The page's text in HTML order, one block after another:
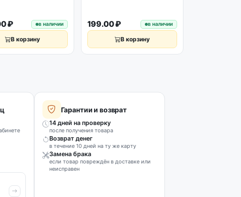
₽ в наличии
В корзину
199.00 ₽ в наличии
В корзину
Гарантии и возврат
14 дней на проверку
после получения товара
Возврат денег
в течение 10 дней на ту же карту
Замена брака
если товар повреждён в доставке или
неисправен